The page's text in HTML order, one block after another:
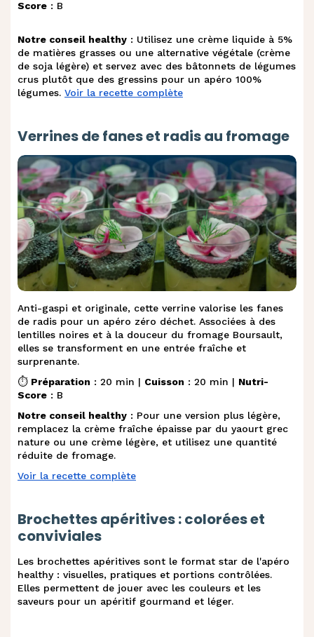
Score : B
Notre conseil healthy : Utilisez une crème liquide à 5%
de matières grasses ou une alternative végétale (crème
de soja légère) et servez avec des bâtonnets de légumes
crus plutôt que des gressins pour un apéro 100%
légumes. Voir la recette complète
Verrines de fanes et radis au fromage
Anti-gaspi et originale, cette verrine valorise les fanes
de radis pour un apéro zéro déchet. Associées à des
lentilles noires et à la douceur du fromage Boursault,
elles se transforment en une entrée fraîche et
surprenante.
⏱️ Préparation : 20 min | Cuisson : 20 min | Nutri-
Score : B
Notre conseil healthy : Pour une version plus légère,
remplacez la crème fraîche épaisse par du yaourt grec
nature ou une crème légère, et utilisez une quantité
réduite de fromage.
Voir la recette complète
Brochettes apéritives : colorées et
conviviales
Les brochettes apéritives sont le format star de l'apéro
healthy : visuelles, pratiques et portions contrôlées.
Elles permettent de jouer avec les couleurs et les
saveurs pour un apéritif gourmand et léger.